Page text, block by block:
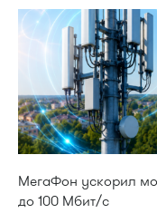
МегаФон ускорил
до 100 Мбит/с